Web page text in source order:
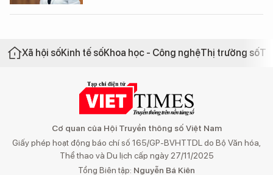
Xã hội sốKinh tế sốKhoa học - Công nghệThị trường số
Cơ quan của Hội Truyền thông số Việt Nam
Giấy phép hoạt động báo chí số 165/GP-BVHTTDL do Bộ Văn hóa,
Thể thao và Du lịch cấp ngày 27/11/2025
Tổng Biên tập: Nguyễn Bá Kiên